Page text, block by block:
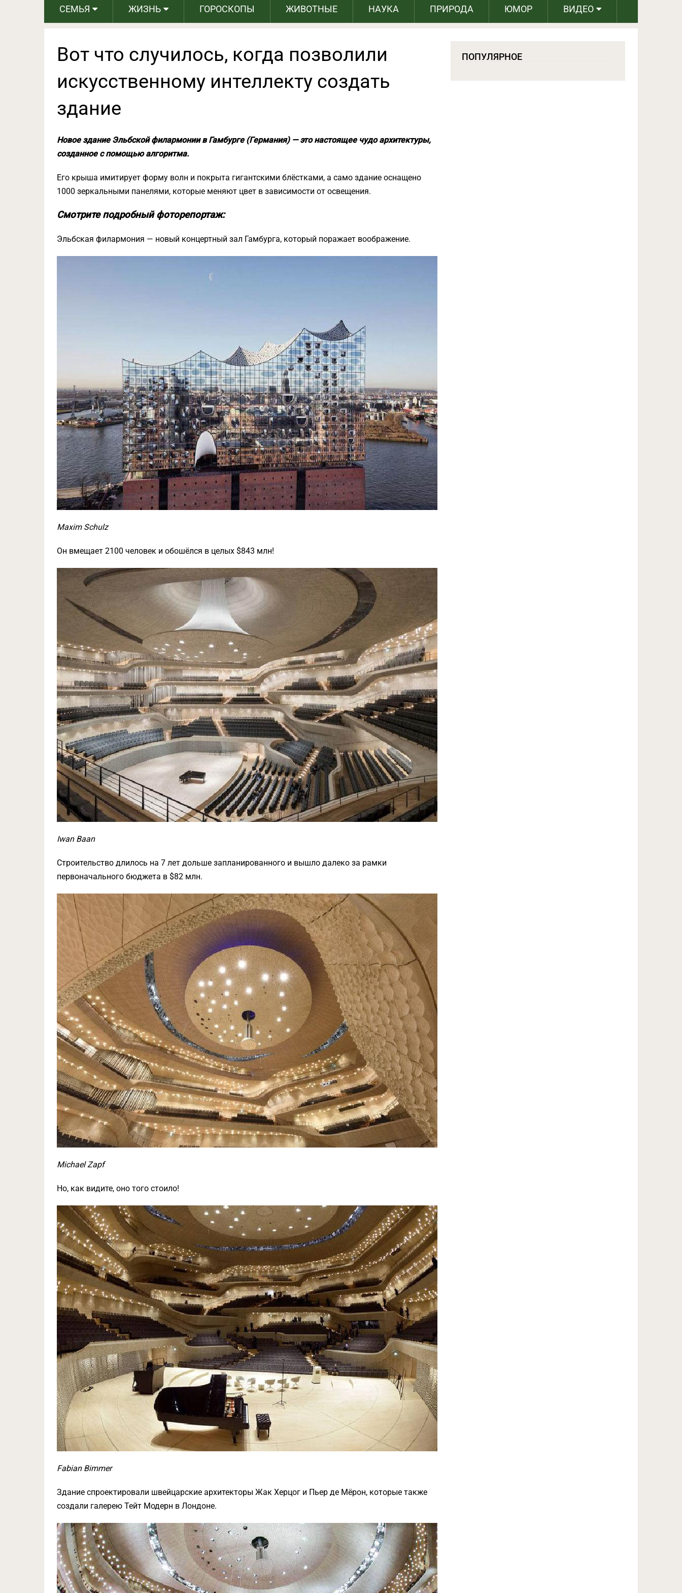
СЕМЬЯ ЖИЗНЬ ГОРОСКОПЫ ЖИВОТНЫЕ НАУКА ПРИРОДА ЮМОР ВИДЕО
Вот что случилось, когда позволили
искусственному интеллекту создать
здание
Новое здание Эльбской филармонии в Гамбурге (Германия) — это настоящее чудо архитектуры,
созданное с помощью алгоритма.
Его крыша имитирует форму волн и покрыта гигантскими блёстками, а само здание оснащено
1000 зеркальными панелями, которые меняют цвет в зависимости от освещения.
Смотрите подробный фоторепортаж:
Эльбская филармония — новый концертный зал Гамбурга, который поражает воображение.
Maxim Schulz
Он вмещает 2100 человек и обошёлся в целых $843 млн!
Iwan Baan
Строительство длилось на 7 лет дольше запланированного и вышло далеко за рамки
первоначального бюджета в $82 млн.
Michael Zapf
Но, как видите, оно того стоило!
Fabian Bimmer
Здание спроектировали швейцарские архитекторы Жак Херцог и Пьер де Мёрон, которые также
создали галерею Тейт Модерн в Лондоне.
ПОПУЛЯРНОЕ